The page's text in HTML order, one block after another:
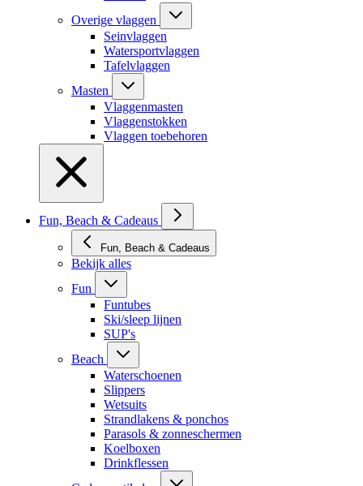
Overige vlaggen
Seinvlaggen
Watersportvlaggen
Tafelvlaggen
Masten
Vlaggenmasten
Vlaggenstokken
Vlaggen toebehoren
Fun, Beach & Cadeaus
Fun, Beach & Cadeaus
Bekijk alles
Fun
Funtubes
Ski/sleep lijnen
SUP's
Beach
Waterschoenen
Slippers
Wetsuits
Strandlakens & ponchos
Parasols & zonneschermen
Koelboxen
Drinkflessen